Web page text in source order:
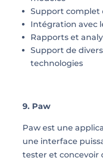
Support complet
Intégration avec
Rapports et
Support de
technologies
9. Paw
Paw est une
une interface
tester et concevoir